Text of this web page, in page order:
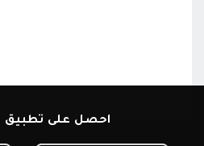
احصل على تطبيق